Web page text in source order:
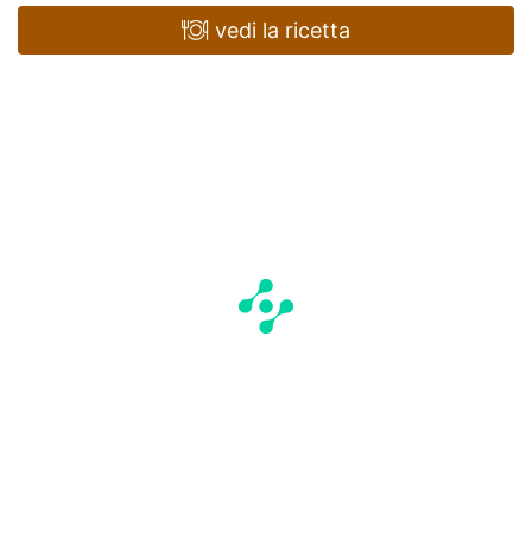
vedi la ricetta